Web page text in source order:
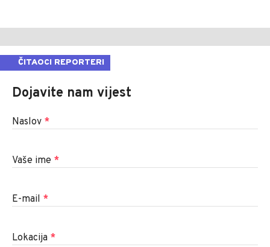
ČITAOCI REPORTERI
Dojavite nam vijest
Naslov *
Vaše ime *
E-mail *
Lokacija *